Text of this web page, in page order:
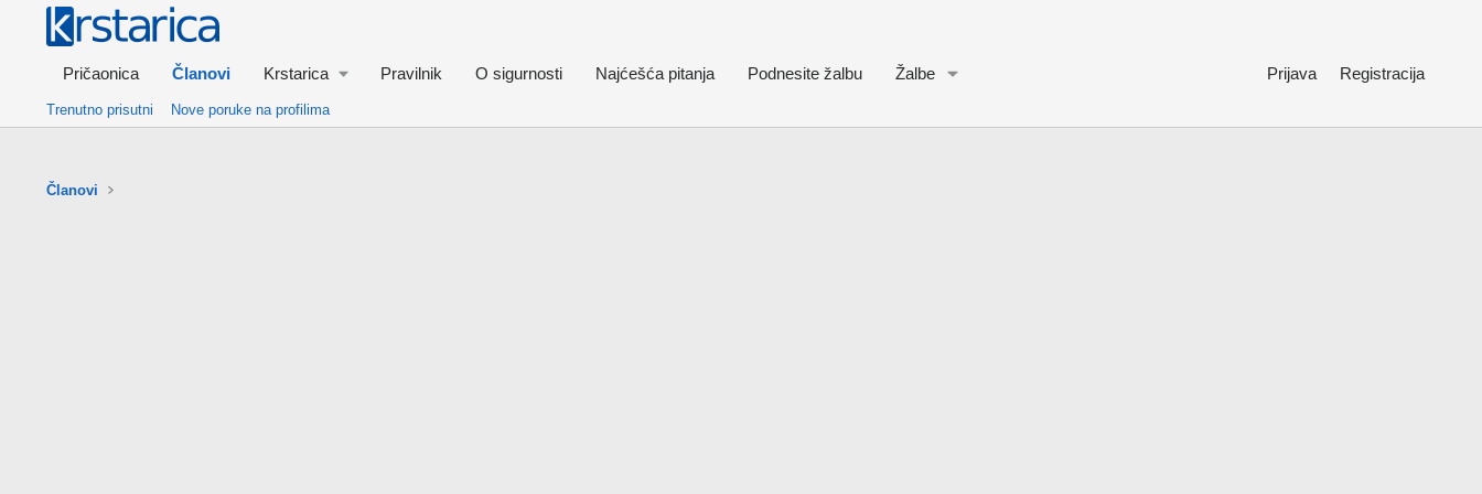
Pričaonica Članovi Krstarica Pravilnik O sigurnosti Najćešća pitanja Podnesite žalbu Žalbe Prijava Registracija
Trenutno prisutni Nove poruke na profilima
Članovi